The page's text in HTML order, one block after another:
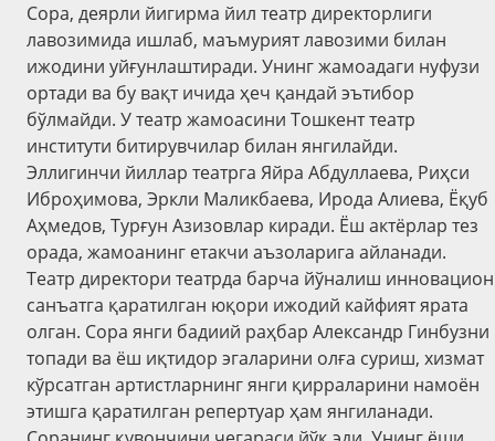
Сора, деярли йигирма йил театр директорлиги
лавозимида ишлаб, маъмурият лавозими билан
ижодини уйғунлаштиради. Унинг жамоадаги нуфузи
ортади ва бу вақт ичида ҳеч қандай эътибор
бўлмайди. У театр жамоасини Тошкент театр
институти битирувчилар билан янгилайди.
Эллигинчи йиллар театрга Яйра Абдуллаева, Риҳси
Иброҳимова, Эркли Маликбаева, Ирода Алиева, Ёқуб
Аҳмедов, Турғун Азизовлар киради. Ёш актёрлар тез
орада, жамоанинг етакчи аъзоларига айланади.
Театр директори театрда барча йўналиш инновацион
санъатга қаратилган юқори ижодий кайфият ярата
олган. Сора янги бадиий рaҳбар Александр Гинбузни
топади ва ёш иқтидор эгаларини олға суриш, хизмат
кўрсатган артистларнинг янги қирраларини намоён
этишга қаратилган репертуар ҳам янгиланади.